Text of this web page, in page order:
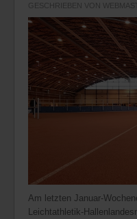
GESCHRIEBEN VON
Am letzten Januar-
Leichtathletik-